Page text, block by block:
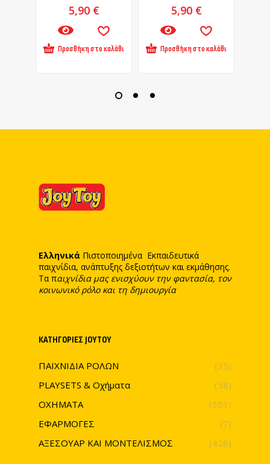
5,90 €
Προσθήκη στο καλάθι
5,90 €
Προσθήκη στο καλάθι
Ελληνικά Πιστοποιημένα Εκπαιδευτικά
παιχνίδια, ανάπτυξης δεξιοτήτων και εκμάθησης.
Τα παιχνίδια μας ενισχύουν την φαντασία, τον
κοινωνικό ρόλο και τη δημιουργία
ΚΑΤΗΓΟΡΊΕΣ JOYTOY
ΠΑΙΧΝΙΔΙΑ ΡΟΛΩΝ
(35)
PLAYSETS & Οχήματα
(58)
ΟΧΗΜΑΤΑ
(301)
ΕΦΑΡΜΟΓΕΣ
(7)
ΑΞΕΣΟΥΑΡ ΚΑΙ ΜΟΝΤΕΛΙΣΜΟΣ
(428)